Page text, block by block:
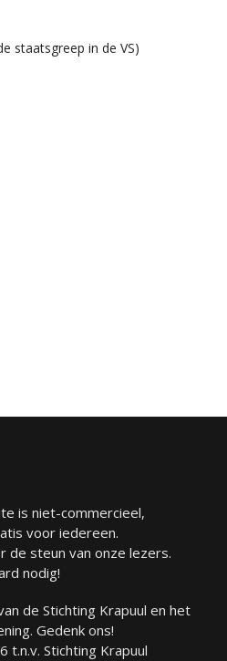
staatsgreep in de VS)
is niet-commercieel,
voor iedereen.
de steun van onze lezers.
nodig!
de Stichting Krapuul en het
Gedenk ons!
t.n.v. Stichting Krapuul